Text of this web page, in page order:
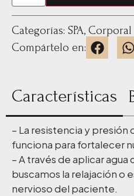
Categorías: SPA, Corporal
Compártelo en:
Características
– La resistencia y
funciona para fortalecer
– A través de aplicar
buscamos la relajación o
nervioso del paciente.